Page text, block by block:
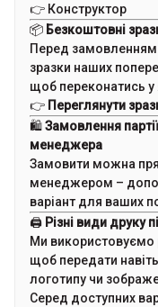
👉 Конструктор
📦 Безкоштовні
Перед
зразки наших
щоб переконатись у
👉 Переглянути
🛍Замовлення
менеджера
Замовити можна
менеджером –
варіант для ваших
🖨 Різні види друку
Ми використовуємо
щоб передати
логотипу чи
Серед доступних